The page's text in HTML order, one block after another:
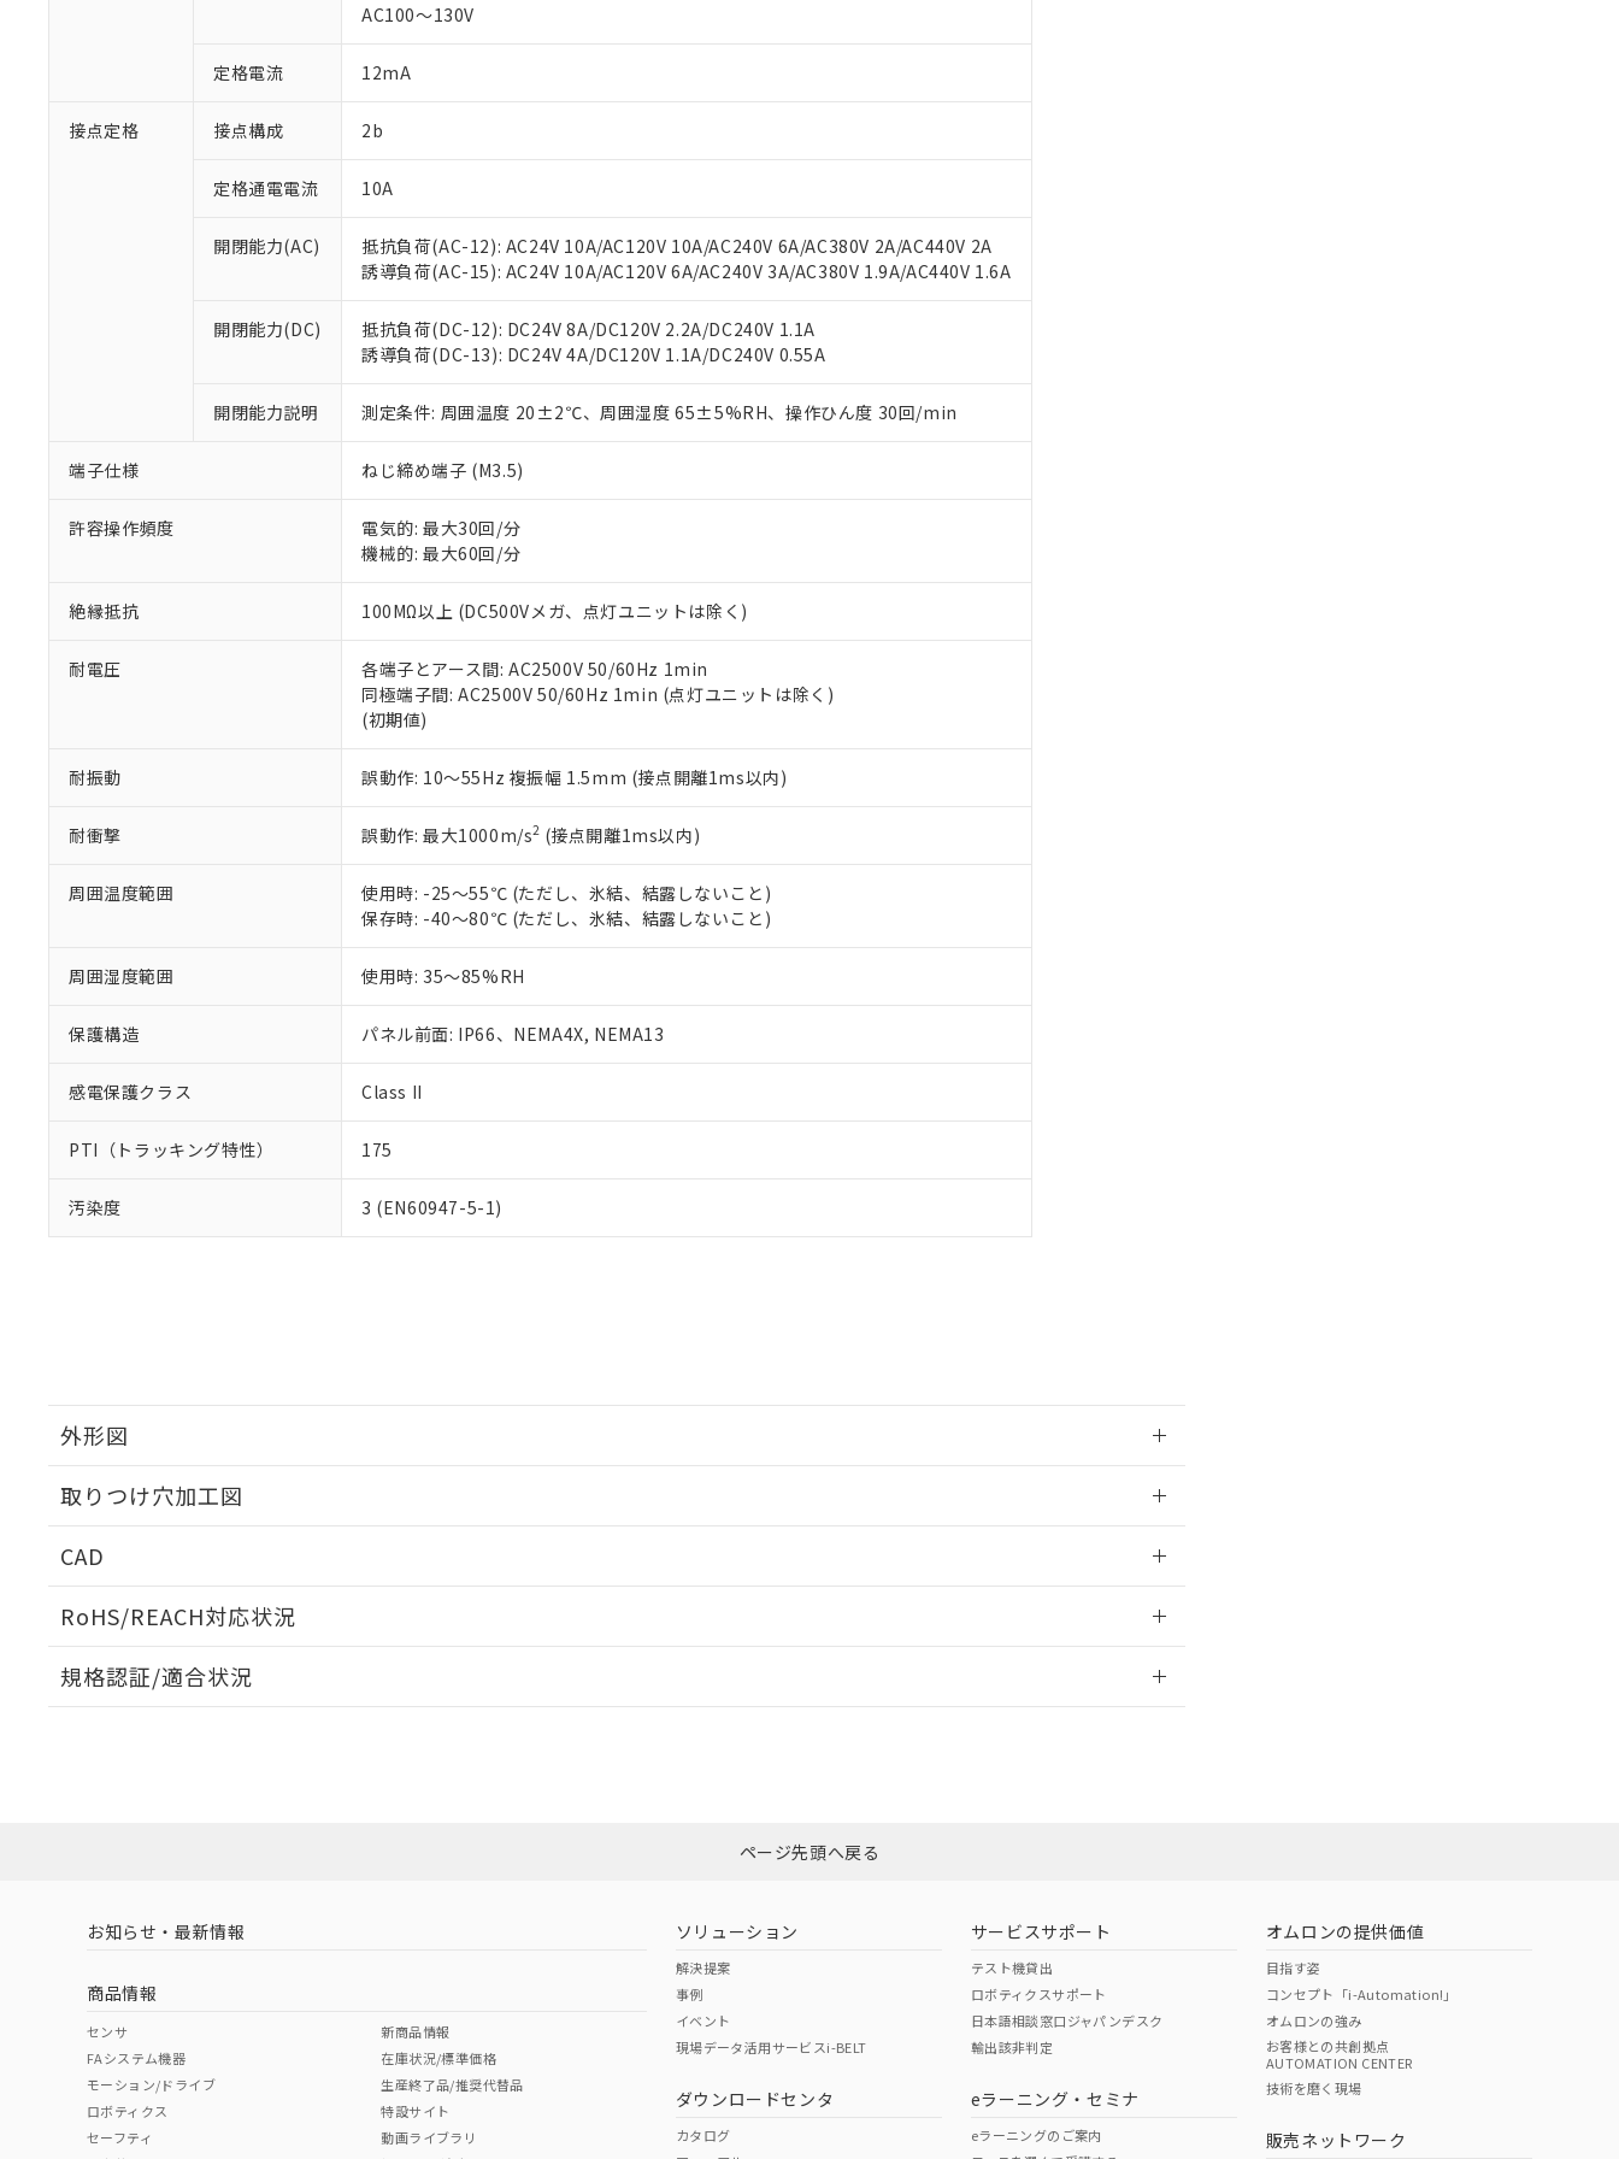
AC100～130V
定格電流 12mA
接点定格 接点構成 2b
定格通電電流 10A
開閉能力(AC)
抵抗負荷(AC-12): AC24V 10A/AC120V 10A/AC240V 6A/AC380V 2A/AC440V 2A
誘導負荷(AC-15): AC24V 10A/AC120V 6A/AC240V 3A/AC380V 1.9A/AC440V 1.6A
開閉能力(DC)
抵抗負荷(DC-12): DC24V 8A/DC120V 2.2A/DC240V 1.1A
誘導負荷(DC-13): DC24V 4A/DC120V 1.1A/DC240V 0.55A
開閉能力説明 測定条件: 周囲温度 20±2℃、周囲湿度 65±5%RH、操作ひん度 30回/min
端子仕様 ねじ締め端子 (M3.5)
許容操作頻度
電気的: 最大30回/分
機械的: 最大60回/分
絶縁抵抗 100MΩ以上 (DC500Vメガ、点灯ユニットは除く)
耐電圧
各端子とアース間: AC2500V 50/60Hz 1min
同極端子間: AC2500V 50/60Hz 1min (点灯ユニットは除く)
(初期値)
耐振動 誤動作: 10～55Hz 複振幅 1.5mm (接点開離1ms以内)
耐衝撃 誤動作: 最大1000m/s2 (接点開離1ms以内)
周囲温度範囲
使用時: -25～55℃ (ただし、氷結、結露しないこと)
保存時: -40～80℃ (ただし、氷結、結露しないこと)
周囲湿度範囲 使用時: 35～85%RH
保護構造 パネル前面: IP66、NEMA4X, NEMA13
感電保護クラス Class II
PTI（トラッキング特性） 175
汚染度 3 (EN60947-5-1)
外形図
取りつけ穴加工図
CAD
RoHS/REACH対応状況
EU RoHS 注意事項・凡例
ダウンロードはこちら
中国 RoHS 注意事項・凡例
中国 RoHS表
Pb Hg Cr(VI)
規格認証/適合状況
（イギリス
（ノルウェー
（日本
（アメリカ
この製品の規格認証/適合状況ページへ
その他の認証はこちらのページからご検索ください
以下の条件をお読みいただき、同意のうえご利用ください。
正式な納期状況および標準価格はお客様のお取引先、またはお客様担当のオムロン制御機器販売店・
当社販売員にご相談ください。
オムロン制御機器販売店や当社販売拠点は「販売ネットワーク
」をご確認ください。
在庫状況および標準価格結果を当社の事前の承諾なく第三者に漏洩または開示しないようお願いしま
す。
マイパーツ機能（部品リスト作成サービス）をご利用いただくには、I-Webメンバーズにご登録され
ている必要があります。
が、当社の製品・サービスに関するお客様との取引・商談に必要な範囲で利用することをご了承くだ
さい。
※当社の共同利用者とは、
いる法人を指します。
があります。
*EU RoHS指令（10物質）：
六価クロム(Cr(Ⅵ)) 1000ppm以下、ポリ臭化ビフェニル類(PBB) 1000ppm以下、ポリ臭化ジフェニルエーテル類(PBDE) 1000ppm以下、
但し、RoHS指令で産業用監視および制御機器に対する適用除外項目は除く。
フタル酸エステル類の４物質については閾値を超える意図的な使用がないことを確認しています。
※2 対応予定月
部品在庫の切り替え状況などにより、予定月が前後することがあります。
※3 非含有証明書ダウンロード
EU RoHS指令（10物質）の非含有証明書
51物質の非含有証明書（当社基準）
※本証明書は発行日時点で非含有を証明するもので、過去に遡って非含有を証明するものではありません。
また、RoHS指令のフタル酸エステル類４物質の対応では、対応完了までの期間は出荷製品に未対応品が
混在することから備考欄に対応日を記載しておりました。
既に当社にて対応品への在庫切替を完了していることから、特段のことがない限り、2022年1月12日よ
「×」：最大均質材料含有率が中国RoHSの基準値を超えていることを示します。
「－」：未確認です。当社販売部門へお問い合わせください。
Pb(鉛) :1000ppm、 Hg(水銀) : 1000ppm、 Cd(カドミウム) : 100ppm、
DBP(フタル酸ジブチル) : 1000ppm、 DIBP(フタル酸ジイソブチル) : 1000ppm、 BBP(フタル酸ブチルベンジル) : 1000ppm、
※2 環境保護使用期限
「ｅ」：有害物質（10物質）のすべてが基準値以下であることを示します。
「10」：通常の使用状況下において有害物質が外部に漏えいし、環境に深刻な影響を及ぼさない年数を意
味します。
「－」：未確認です。当社販売部門へお問い合わせください。
う）を輸出または国外への提供する場合は、日本国政府の輸出許可(または役務取引許可)を取得する
置等に一切使用いたしません。
当社は、貴社製品を第三者に販売する場合は、上記1、2および3の内容を当該第三者に通知します。
また当社は、販売先および販売に係わる関係者が違法に輸出するおそれがある場合は、取り引きをい
たしません。
記
説明
△ 一定数には満たないが在庫あり
－
在庫なし(最新の在庫状況については、お客様のお取引先、またはお客様担当のオムロン制御
機器販売店・当社販売員にご確認ください)
空
白
受注生産機種、また在庫状況の情報を公開していない機種
ページ先頭へ戻る
お知らせ・最新情報
商品情報
センサ
FAシステム機器
モーション/ドライブ
ロボティクス
セーフティ
新商品情報
在庫状況/標準価格
生産終了品/推奨代替品
特設サイト
動画ライブラリ
ソリューション
解決提案
事例
イベント
現場データ活用サービスi-BELT
ダウンロードセンタ
カタログ
サービスサポート
テスト機貸出
ロボティクスサポート
日本語相談窓口ジャパンデスク
輸出該非判定
eラーニング・セミナ
eラーニングのご案内
オムロンの提供価値
目指す姿
コンセプト「i-Automation!」
オムロンの強み
お客様との共創拠点
AUTOMATION CENTER
技術を磨く現場
販売ネットワーク